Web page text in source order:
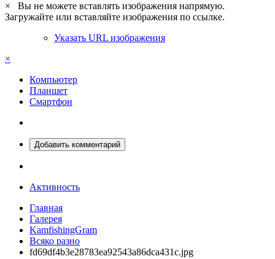
×
Вы не можете вставлять изображения напрямую.
Загружайте или вставляйте изображения по ссылке.
Указать URL изображения
×
Компьютер
Планшет
Смартфон
Добавить комментарий
Активность
Главная
Галерея
KamfishingGram
Всяко разно
fd69df4b3e28783ea92543a86dca431c.jpg